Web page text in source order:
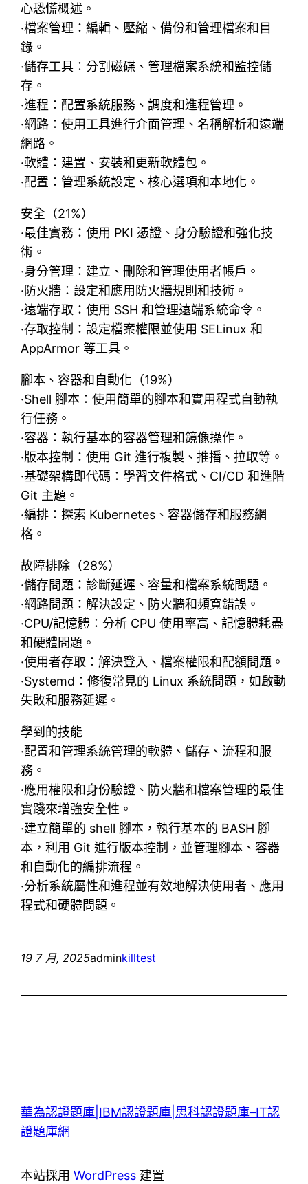
心恐慌概述。
·檔案管理：編輯、壓縮、備份和管理檔案和目
錄。
·儲存工具：分割磁碟、管理檔案系統和監控儲
存。
·進程：配置系統服務、調度和進程管理。
·網路：使用工具進行介面管理、名稱解析和遠端
網路。
·軟體：建置、安裝和更新軟體包。
·配置：管理系統設定、核心選項和本地化。
安全（21%）
·最佳實務：使用 PKI 憑證、身分驗證和強化技
術。
·身分管理：建立、刪除和管理使用者帳戶。
·防火牆：設定和應用防火牆規則和技術。
·遠端存取：使用 SSH 和管理遠端系統命令。
·存取控制：設定檔案權限並使用 SELinux 和
AppArmor 等工具。
腳本、容器和自動化（19%）
·Shell 腳本：使用簡單的腳本和實用程式自動執
行任務。
·容器：執行基本的容器管理和鏡像操作。
·版本控制：使用 Git 進行複製、推播、拉取等。
·基礎架構即代碼：學習文件格式、CI/CD 和進階
Git 主題。
·編排：探索 Kubernetes、容器儲存和服務網
格。
故障排除（28%）
·儲存問題：診斷延遲、容量和檔案系統問題。
·網路問題：解決設定、防火牆和頻寬錯誤。
·CPU/記憶體：分析 CPU 使用率高、記憶體耗盡
和硬體問題。
·使用者存取：解決登入、檔案權限和配額問題。
·Systemd：修復常見的 Linux 系統問題，如啟動
失敗和服務延遲。
學到的技能
·配置和管理系統管理的軟體、儲存、流程和服
務。
·應用權限和身份驗證、防火牆和檔案管理的最佳
實踐來增強安全性。
·建立簡單的 shell 腳本，執行基本的 BASH 腳
本，利用 Git 進行版本控制，並管理腳本、容器
和自動化的編排流程。
·分析系統屬性和進程並有效地解決使用者、應用
程式和硬體問題。
19 7 月, 2025adminkilltest
華為認證題庫|IBM認證題庫|思科認證題庫–IT認
證題庫網
本站採用WordPress 建置